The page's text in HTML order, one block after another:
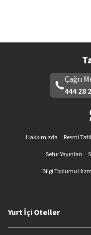
Çağrı
444 28
Hakkımızda Resmi
Setur Yayınları
Bilgi Toplumu
Yurt İçi Oteller